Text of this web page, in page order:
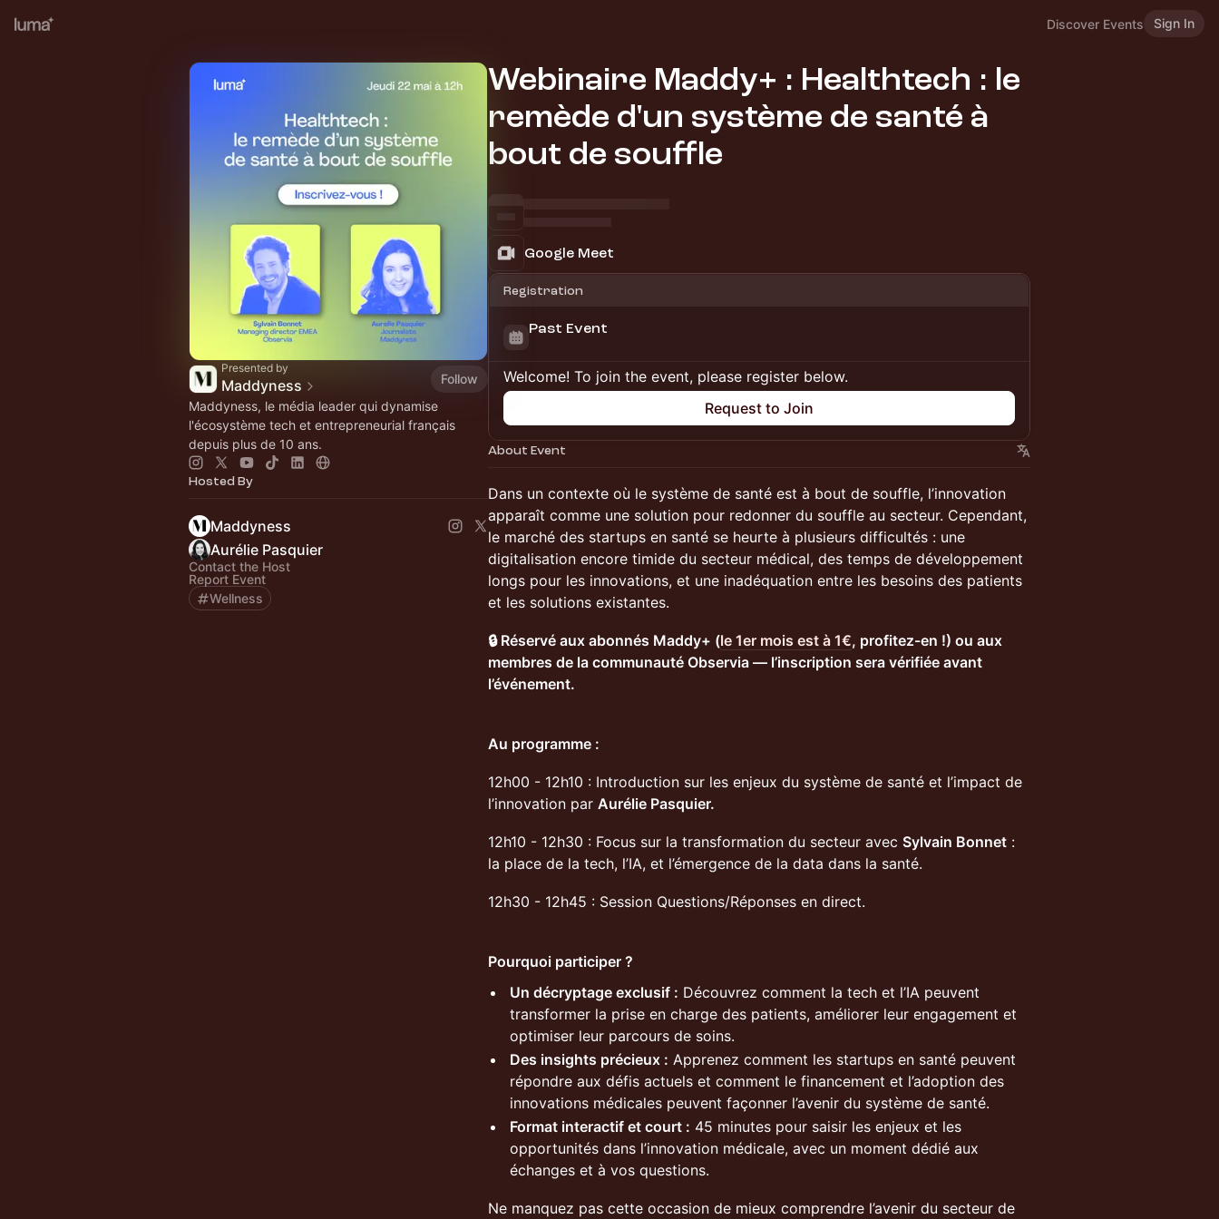
Discover Events Sign In
Presented by
Maddyness
Follow
Maddyness, le média leader qui dynamise
l'écosystème tech et entrepreneurial français
depuis plus de 10 ans.
Hosted By
Maddyness
Aurélie Pasquier
Contact the Host
Report Event
Wellness
Webinaire Maddy+ : Healthtech : le
remède d'un système de santé à
bout de souffle
Google Meet
Registration
Past Event
Welcome! To join the event, please register below.
Request to Join
About Event
Dans un contexte où le système de santé est à bout de souffle, l’innovation
apparaît comme une solution pour redonner du souffle au secteur. Cependant,
le marché des startups en santé se heurte à plusieurs difficultés : une
digitalisation encore timide du secteur médical, des temps de développement
longs pour les innovations, et une inadéquation entre les besoins des patients
et les solutions existantes.
🔒 Réservé aux abonnés Maddy+ (le 1er mois est à 1€, profitez-en !) ou aux
membres de la communauté Observia — l’inscription sera vérifiée avant
l’événement.
Au programme :
12h00 - 12h10 : Introduction sur les enjeux du système de santé et l’impact de
l’innovation par Aurélie Pasquier.
12h10 - 12h30 : Focus sur la transformation du secteur avec Sylvain Bonnet :
la place de la tech, l’IA, et l’émergence de la data dans la santé.
12h30 - 12h45 : Session Questions/Réponses en direct.
Pourquoi participer ?
Un décryptage exclusif : Découvrez comment la tech et l’IA peuvent
transformer la prise en charge des patients, améliorer leur engagement et
optimiser leur parcours de soins.
Des insights précieux : Apprenez comment les startups en santé peuvent
répondre aux défis actuels et comment le financement et l’adoption des
innovations médicales peuvent façonner l’avenir du système de santé.
Format interactif et court : 45 minutes pour saisir les enjeux et les
opportunités dans l’innovation médicale, avec un moment dédié aux
échanges et à vos questions.
Ne manquez pas cette occasion de mieux comprendre l’avenir du secteur de